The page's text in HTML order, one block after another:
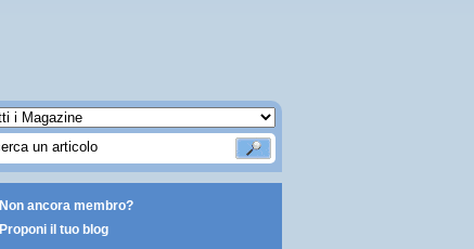
Non ancora membro?
Proponi il tuo blog